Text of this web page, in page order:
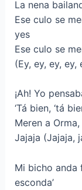
La nena
Ese culo se
yes
Ese culo se
(Ey, ey, ey, ey,
¡Ah! Yo
‘Tá bien, ‘tá
Meren a
Jajaja (Jajaja,
Mi bicho anda
esconda’